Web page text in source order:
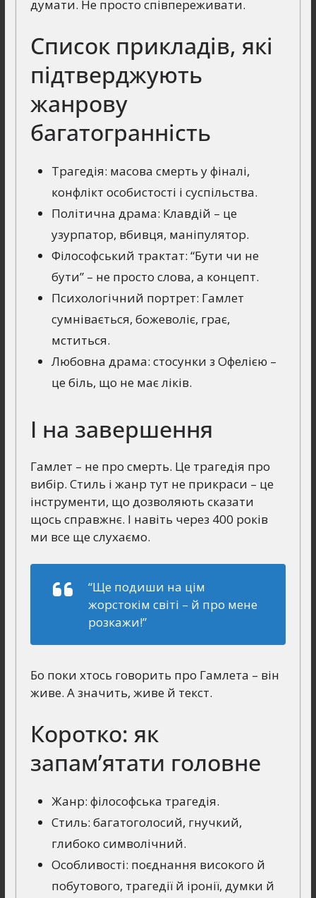
думати. Не просто співпереживати.
Список прикладів, які
підтверджують
жанрову
багатогранність
Трагедія: масова смерть у фіналі,
конфлікт особистості і суспільства.
Політична драма: Клавдій – це
узурпатор, вбивця, маніпулятор.
Філософський трактат: “Бути чи не
бути” – не просто слова, а концепт.
Психологічний портрет: Гамлет
сумнівається, божеволіє, грає,
мститься.
Любовна драма: стосунки з Офелією –
це біль, що не має ліків.
І на завершення
Гамлет – не про смерть. Це трагедія про
вибір. Стиль і жанр тут не прикраси – це
інструменти, що дозволяють сказати
щось справжнє. І навіть через 400 років
ми все ще слухаємо.
“Ще подиши на цім
жорстокім світі – й про мене
розкажи!”
Бо поки хтось говорить про Гамлета – він
живе. А значить, живе й текст.
Коротко: як
запам’ятати головне
Жанр: філософська трагедія.
Стиль: багатоголосий, гнучкий,
глибоко символічний.
Особливості: поєднання високого й
побутового, трагедії й іронії, думки й